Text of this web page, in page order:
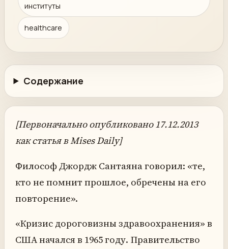
институты
healthcare
Содержание
[Первоначально опубликовано 17.12.2013
как статья в Mises Daily]
Философ Джордж Сантаяна говорил: «те,
кто не помнит прошлое, обречены на его
повторение».
«Кризис дороговизны здравоохранения» в
США начался в 1965 году. Правительство